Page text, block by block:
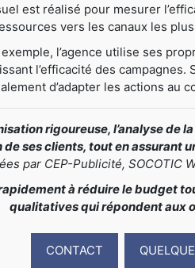
est réalisé pour mesurer
vers les canaux les
exemple, l’agence utilise ses
l’efficacité des
d’adapter les actions
rigoureuse, l’analyse
ses clients, tout en assurant
par CEP-Publicité, SOCOTIC
à réduire le budget
qualitatives qui répondent aux
CONTACT